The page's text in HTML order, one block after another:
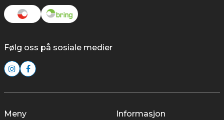
Følg oss på sosiale medier
Meny Informasjon